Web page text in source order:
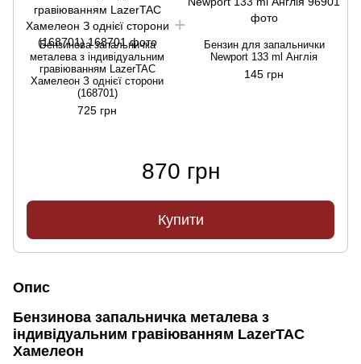
Бензинова запальничка
металева з індивідуальним
гравіюванням LazerTAC
Хамелеон З однієї сторони
(168701)
725 грн
Бензин для запальнички
Newport 133 ml Англія
145 грн
870 грн
Купити
Опис
Бензинова запальничка металева з
індивідуальним гравіюванням LazerTAC
Хамелеон